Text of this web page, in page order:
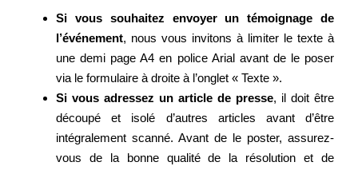
Si vous souhaitez envoyer un témoignage de
l’événement, nous vous invitons à limiter le texte à
une demi page A4 en police Arial avant de le poser
via le formulaire à droite à l’onglet « Texte ».
Si vous adressez un article de presse, il doit être
découpé et isolé d’autres articles avant d’être
intégralement scanné. Avant de le poster, assurez-
vous de la bonne qualité de la résolution et de